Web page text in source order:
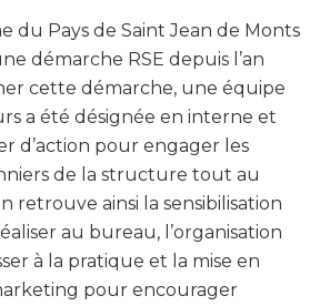
du Pays de Saint Jean de Monts
démarche RSE depuis l’an
cette démarche, une équipe
a été désignée en interne et
d’action pour engager les
de la structure tout au
retrouve ainsi la sensibilisation
au bureau, l’organisation
à la pratique et la mise en
pour encourager